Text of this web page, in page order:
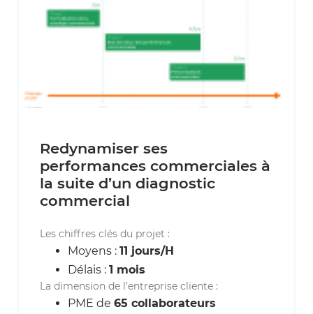
Redynamiser ses
performances commerciales à
la suite d’un diagnostic
commercial
Les chiffres clés du projet :
Moyens : 11 jours/H
Délais : 1 mois
La dimension de l’entreprise cliente :
PME de 65 collaborateurs